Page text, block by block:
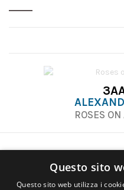
ROSES
Questo sito
Questo sito web utilizza i